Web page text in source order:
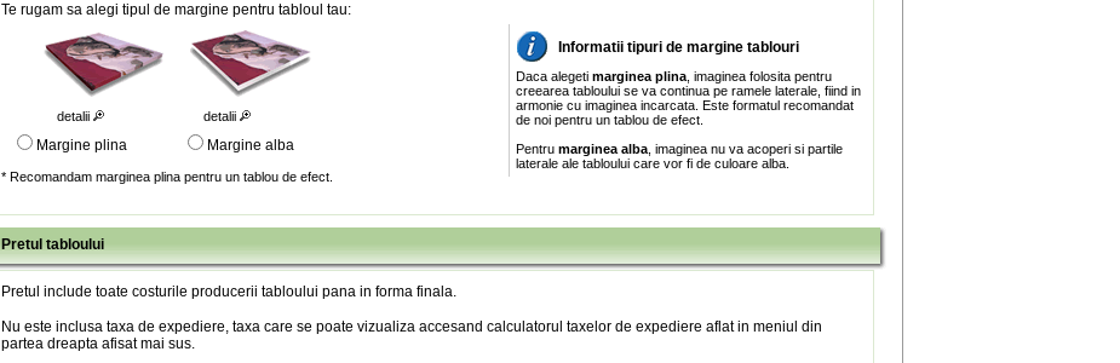
Te rugam sa alegi tipul de margine pentru tabloul tau:
detalii detalii
Margine plina Margine alba
* Recomandam marginea plina pentru un tablou de efect.
Informatii tipuri de margine tablouri
Daca alegeti marginea plina , imaginea folosita pentru
creearea tabloului se va continua pe ramele laterale, fiind in
armonie cu imaginea incarcata. Este formatul recomandat
de noi pentru un tablou de efect.
Pentru marginea alba , imaginea nu va acoperi si partile
laterale ale tabloului care vor fi de culoare alba.
Pretul tabloului
Pretul include toate costurile producerii tabloului pana in forma finala.
Nu este inclusa taxa de expediere, taxa care se poate vizualiza accesand calculatorul taxelor de expediere aflat in meniul din
partea dreapta afisat mai sus.